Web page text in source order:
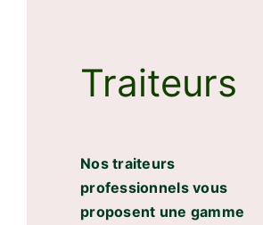
Traiteurs
Nos traiteurs
professionnels vous
proposent une gamme